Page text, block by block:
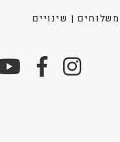
משלוחים | שינויים